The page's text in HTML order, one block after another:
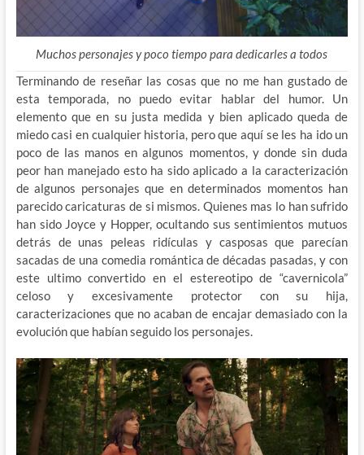
Muchos personajes y poco tiempo para dedicarles a todos
Terminando de reseñar las cosas que no me han gustado de
esta temporada, no puedo evitar hablar del humor. Un
elemento que en su justa medida y bien aplicado queda de
miedo casi en cualquier historia, pero que aquí se les ha ido un
poco de las manos en algunos momentos, y donde sin duda
peor han manejado esto ha sido aplicado a la caracterización
de algunos personajes que en determinados momentos han
parecido caricaturas de si mismos. Quienes mas lo han sufrido
han sido Joyce y Hopper, ocultando sus sentimientos mutuos
detrás de unas peleas ridículas y casposas que parecían
sacadas de una comedia romántica de décadas pasadas, y con
este ultimo convertido en el estereotipo de “cavernicola”
celoso y excesivamente protector con su hija,
caracterizaciones que no acaban de encajar demasiado con la
evolución que habían seguido los personajes.